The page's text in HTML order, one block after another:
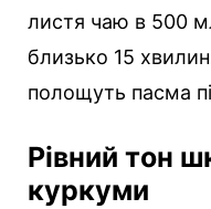
листя чаю в 500
близько 15
полощуть пасма
Рівний тон
куркуми